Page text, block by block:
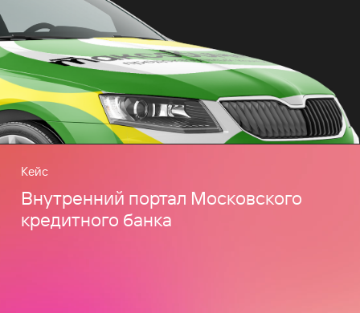
Кейс
Внутренний портал Московского
кредитного банка